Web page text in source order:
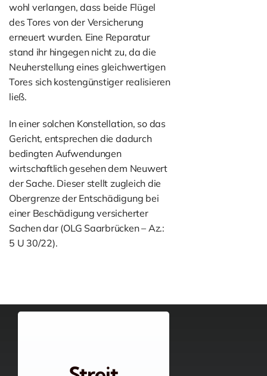
wohl verlangen, dass beide Flügel
des Tores von der Versicherung
erneuert wurden. Eine Reparatur
stand ihr hingegen nicht zu, da die
Neuherstellung eines gleichwertigen
Tores sich kostengünstiger realisieren
ließ.
In einer solchen Konstellation, so das
Gericht, entsprechen die dadurch
bedingten Aufwendungen
wirtschaftlich gesehen dem Neuwert
der Sache. Dieser stellt zugleich die
Obergrenze der Entschädigung bei
einer Beschädigung versicherter
Sachen dar (OLG Saarbrücken – Az.:
5 U 30/22).